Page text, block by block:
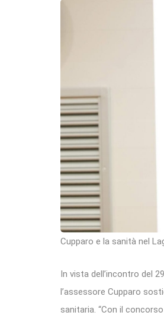
Cupparo e la sanità nel
In vista dell’incontro del
l’assessore Cupparo
sanitaria. “Con il